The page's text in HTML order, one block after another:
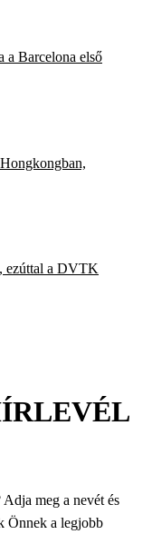
a Barcelona első
ezúttal a DVTK
meg a nevét és
Önnek a legjobb